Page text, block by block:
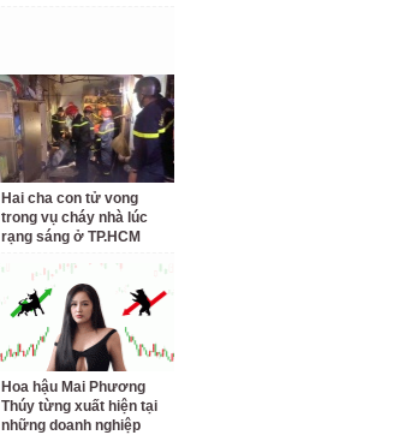
Hai cha con tử vong
trong vụ cháy nhà lúc
rạng sáng ở TP.HCM
Hoa hậu Mai Phương
Thúy từng xuất hiện tại
những doanh nghiệp